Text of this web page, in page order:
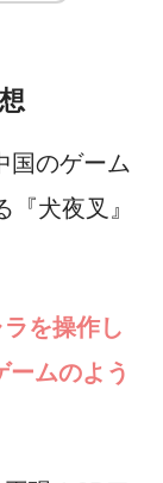
国のゲーム
犬夜叉』
を操作し
ームのよう